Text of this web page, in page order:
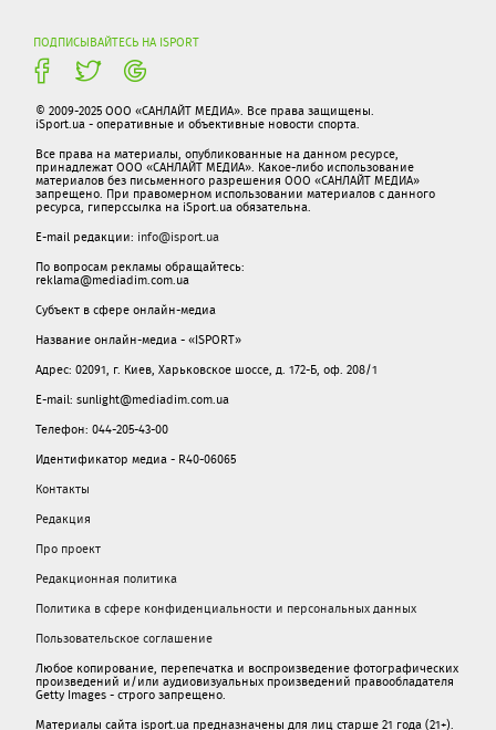
ПОДПИСЫВАЙТЕСЬ НА ISPORT
© 2009-2025 ООО «САНЛАЙТ МЕДИА». Все права защищены.
iSport.ua - оперативные и объективные новости спорта.
Все права на материалы, опубликованные на данном ресурсе,
принадлежат ООО «САНЛАЙТ МЕДИА». Какое-либо использование
материалов без письменного разрешения ООО «САНЛАЙТ МЕДИА»
запрещено. При правомерном использовании материалов с данного
ресурса, гиперссылка на iSport.ua обязательна.
E-mail редакции: info@isport.ua
По вопросам рекламы обращайтесь:
reklama@mediadim.com.ua
Субъект в сфере онлайн-медиа
Название онлайн-медиа - «ISPORT»
Адрес: 02091, г. Киев, Харьковское шоссе, д. 172-Б, оф. 208/1
E-mail: sunlight@mediadim.com.ua
Телефон: 044-205-43-00
Идентификатор медиа - R40-06065
Контакты
Редакция
Про проект
Редакционная политика
Политика в сфере конфиденциальности и персональных данных
Пользовательское соглашение
Любое копирование, перепечатка и воспроизведение фотографических
произведений и/или аудиовизуальных произведений правообладателя
Getty Images - строго запрещено.
Материалы сайта isport.ua предназначены для лиц старше 21 года (21+).